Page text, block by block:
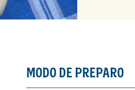
MODO DE PREPARO